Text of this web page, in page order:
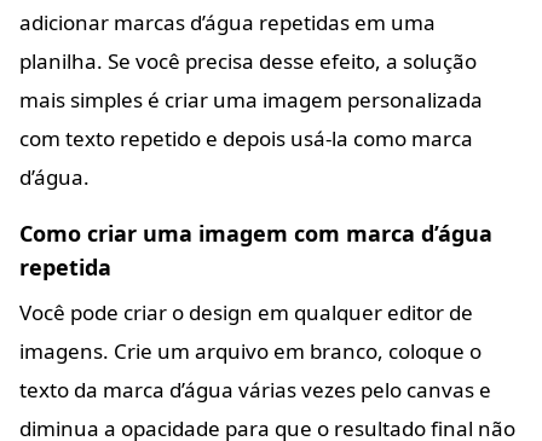
adicionar marcas d’água repetidas em uma
planilha. Se você precisa desse efeito, a solução
mais simples é criar uma imagem personalizada
com texto repetido e depois usá-la como marca
d’água.
Como criar uma imagem com marca d’água
repetida
Você pode criar o design em qualquer editor de
imagens. Crie um arquivo em branco, coloque o
texto da marca d’água várias vezes pelo canvas e
diminua a opacidade para que o resultado final não